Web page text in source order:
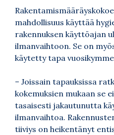
mahdollisuus käyttää
rakennuksen käyttöajan
ilmanvaihtoon. Se on
käytetty tapa
– Joissain tapauksissa
kokemuksien mukaan se
tasaisesti jakautunutta
ilmanvaihtoa.
tiiviys on heikentänyt